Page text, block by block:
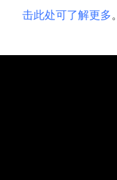
击此处可了解更多。